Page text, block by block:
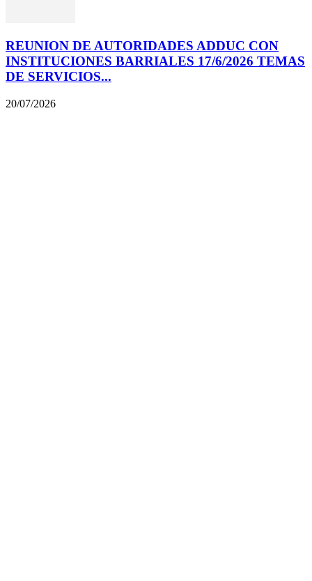
REUNION DE AUTORIDADES ADDUC CON
INSTITUCIONES BARRIALES 17/6/2026 TEMAS
DE SERVICIOS...
20/07/2026